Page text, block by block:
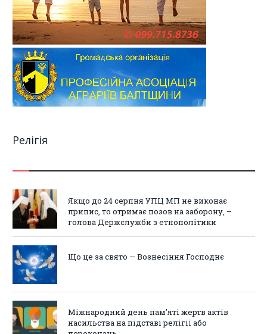
Релігія
Якщо до 24 серпня УПЦ МП не виконає
припис, то отримає позов на заборону, –
голова Держслужби з етнополітики
Що це за свято — Вознесіння Господнє
Міжнародний день пам’яті жертв актів
насильства на підставі релігії або